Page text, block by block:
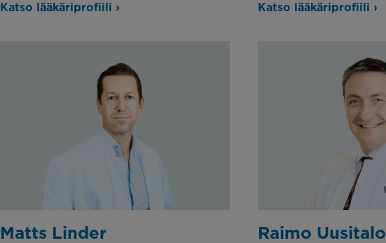
Katso lääkäriprofiili ›
Katso lääkäriprofiili ›
Matts Linder Raimo Uusitalo